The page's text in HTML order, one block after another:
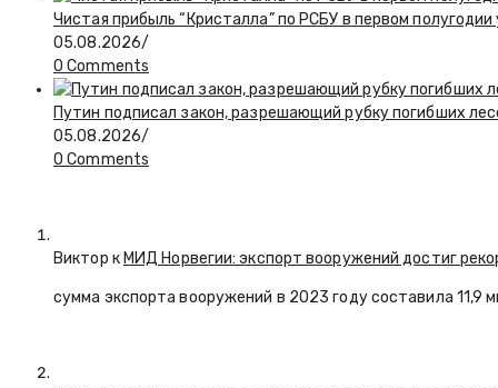
Чистая прибыль “Кристалла” по РСБУ в первом полугодии
05.08.2026/
0 Comments
Путин подписал закон, разрешающий рубку погибших
05.08.2026/
0 Comments
Виктор кМИД Норвегии: экспорт вооружений достиг
сумма экспорта вооружений в 2023 году составила 11,9